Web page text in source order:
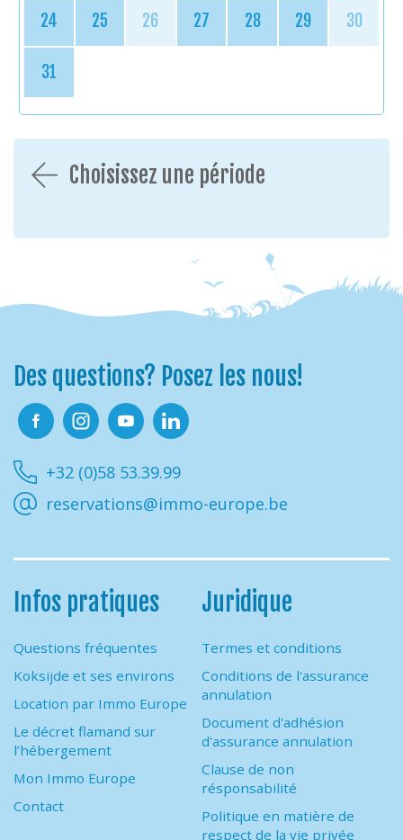
24 25 26 27 28 29 30
31
Choisissez une période
Des questions? Posez les nous!
+32 (0)58 53.39.99
reservations@immo-europe.be
Infos pratiques
Questions fréquentes
Koksijde et ses environs
Location par Immo Europe
Le décret flamand sur
l’hébergement
Mon Immo Europe
Contact
Juridique
Termes et conditions
Conditions de l'assurance
annulation
Document d'adhésion
d'assurance annulation
Clause de non
résponsabilité
Politique en matière de
respect de la vie privée